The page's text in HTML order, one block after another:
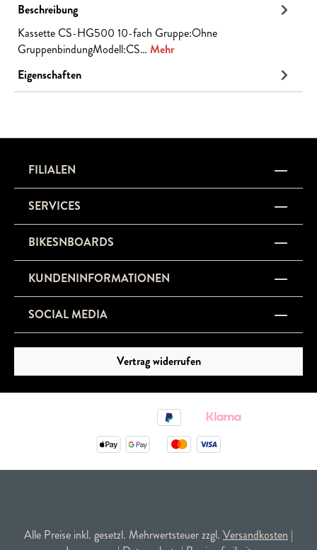
Beschreibung
Kassette CS-HG500 10-fach Gruppe:Ohne
GruppenbindungModell:CS… Mehr
Eigenschaften
FILIALEN
SERVICES
BIKESNBOARDS
KUNDENINFORMATIONEN
SOCIAL MEDIA
Vertrag widerrufen
Alle Preise inkl. gesetzl. Mehrwertsteuer zzgl. Versandkosten |